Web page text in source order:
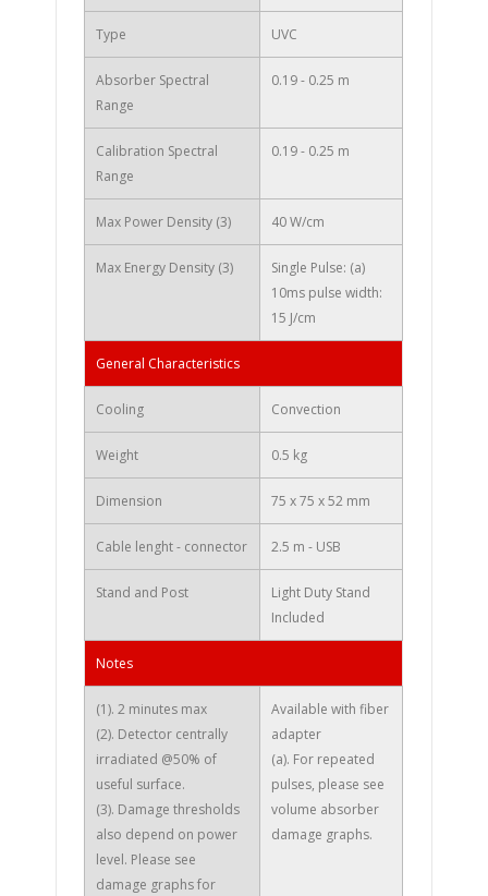
Type UVC
Absorber Spectral
Range
0.19 - 0.25 m
Calibration Spectral
Range
0.19 - 0.25 m
Max Power Density (3) 40 W/cm
Max Energy Density (3)
Single Pulse: (a)
10ms pulse width:
15 J/cm
General Characteristics
Cooling Convection
Weight 0.5 kg
Dimension 75 x 75 x 52 mm
Cable lenght - connector 2.5 m - USB
Stand and Post
Light Duty Stand
Included
Notes
(1). 2 minutes max
(2). Detector centrally
irradiated @50% of
useful surface.
(3). Damage thresholds
also depend on power
level. Please see
damage graphs for
Available with fiber
adapter
(a). For repeated
pulses, please see
volume absorber
damage graphs.